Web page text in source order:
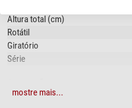
imagem cartográfica com lugares
conhecidos, como por exemplo,
zona subpolar norte-americana e a
incognita" do Ártico e da Antártida
estas são uma característica
Altura total (cm)
Rotátil
Giratório
Série
Cartografia sem iluminação
mostre mais...